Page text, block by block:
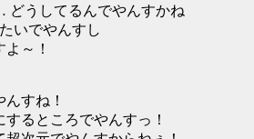
どうしてるんでやんすかね
いでやんすし
～！
すね！
るところでやんすっ！